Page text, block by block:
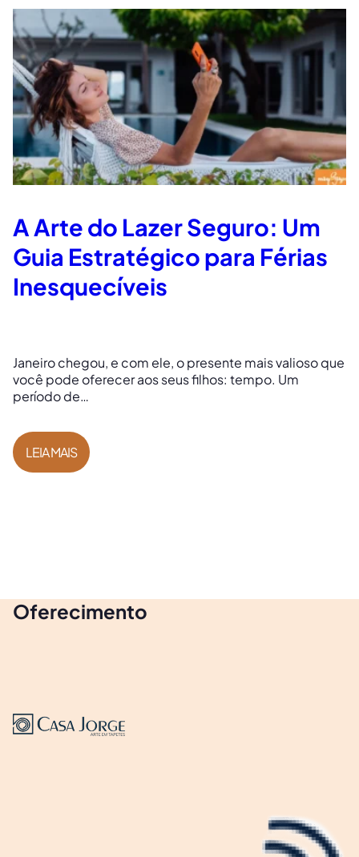
A Arte do Lazer Seguro: Um
Guia Estratégico para Férias
Inesquecíveis
Janeiro chegou, e com ele, o presente mais valioso que
você pode oferecer aos seus filhos: tempo. Um
período de…
LEIA MAIS
Oferecimento